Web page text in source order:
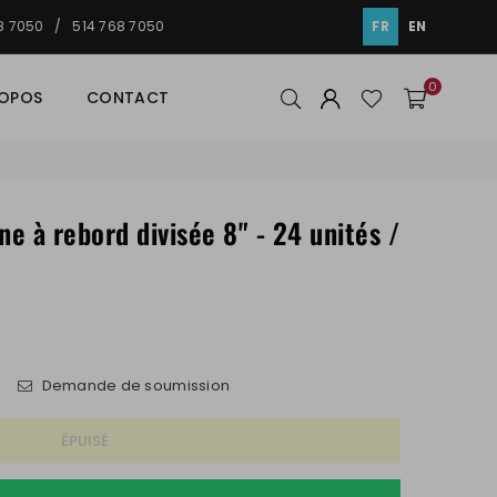
7050 / 514 768 7050 FR EN
CONTACT 0
à rebord divisée 8" - 24 unités /
Demande de soumission
ÉPUISÉ